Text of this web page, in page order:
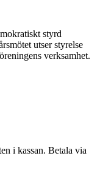
styrd
utser styrelse
verksamhet.
i kassan. Betala via